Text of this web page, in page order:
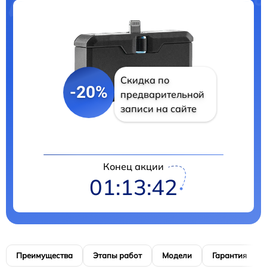
-20%
Скидка по
предварительной
записи на сайте
Конец акции
01:13:41
Преимущества Этапы работ Модели Гарантия